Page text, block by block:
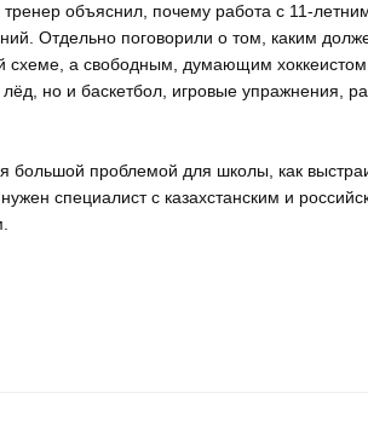
тренер объяснил, почему работа с 11-
Отдельно поговорили о том, каким
схеме, а свободным, думающим
лёд, но и баскетбол, игровые упражнения,
большой проблемой для школы, как
специалист с казахстанским и